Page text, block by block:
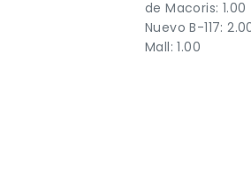
de Macoris:
Nuevo B-117:
Mall: 1.00